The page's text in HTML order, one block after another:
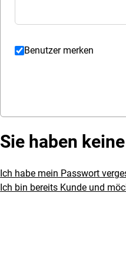
Benutzer merken
Sie haben
Ich habe mein Passwort
Ich bin bereits Kunde und